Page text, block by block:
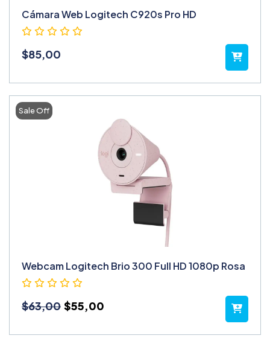
Cámara Web Logitech C920s Pro HD
$85,00
Sale Off
Webcam Logitech Brio 300 Full HD 1080p Rosa
$63,00 $55,00